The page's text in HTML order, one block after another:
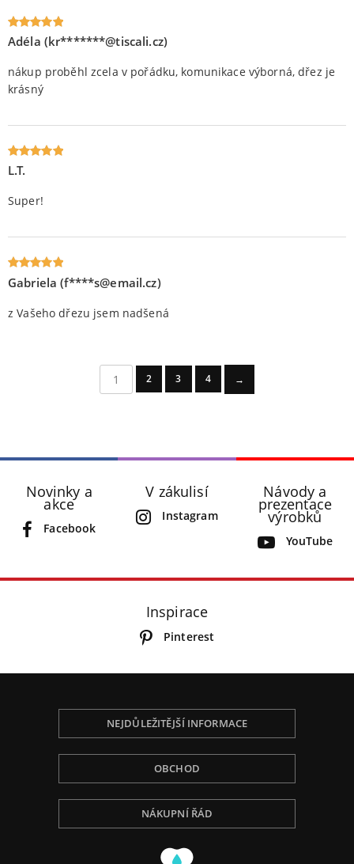
Oceniony
Adéla (kr*******@tiscali.cz)
nákup proběhl zcela v pořádku, komunikace výborná, dřez je
krásný
Oceniony
L.T.
Super!
Oceniony
Gabriela (f****s@email.cz)
z Vašeho dřezu jsem nadšená
1 2 3 4 →
Novinky a
akce
Facebook
V zákulisí
Instagram
Návody a
prezentace
výrobků
YouTube
Inspirace
Pinterest
NEJDŮLEŽITĚJŠÍ INFORMACE
OBCHOD
NÁKUPNÍ ŘÁD
Používáme Cookies, abychom Vám poskytli tu
nejlepší zkušenost při procházení, přizpůsobili
obsah na stránce, analyzovali návštěvnost a ukázali